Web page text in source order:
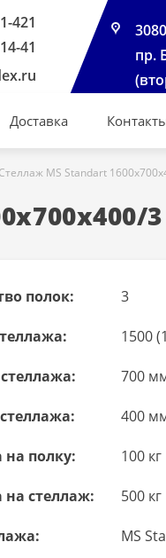
421
41
пр.
Доставка
Стеллаж MS Standart
полок: 3
1500
700
400
на полку: 100 кг
на стеллаж: 500 кг
MS